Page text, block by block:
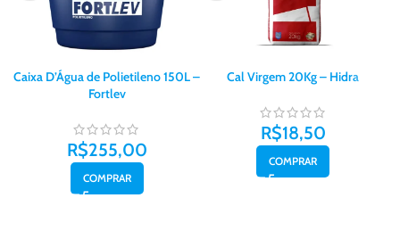
Caixa D’Água de Polietileno 150L –
Fortlev
R$255,00
COMPRAR
Cal Virgem 20Kg – Hidra
R$18,50
COMPRAR